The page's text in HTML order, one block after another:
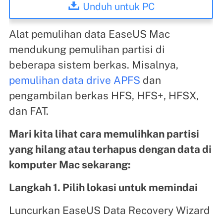
Unduh untuk PC
Alat pemulihan data EaseUS Mac
mendukung pemulihan partisi di
beberapa sistem berkas. Misalnya,
pemulihan data drive APFS dan
pengambilan berkas HFS, HFS+, HFSX,
dan FAT.
Mari kita lihat cara memulihkan partisi
yang hilang atau terhapus dengan data di
komputer Mac sekarang:
Langkah 1. Pilih lokasi untuk memindai
Luncurkan EaseUS Data Recovery Wizard